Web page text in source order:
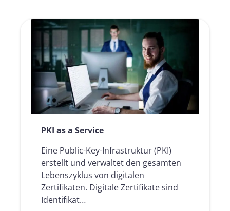
PKI as a Service
Eine Public-Key-Infrastruktur (PKI)
erstellt und verwaltet den gesamten
Lebenszyklus von digitalen
Zertifikaten. Digitale Zertifikate sind
Identifikat…